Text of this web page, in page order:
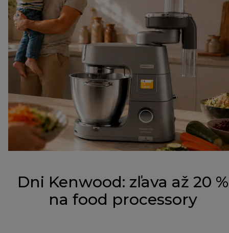
Dni Kenwood: zľava až 20 %
na food processory